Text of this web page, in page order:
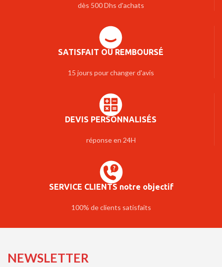
dès 500 Dhs d'achats
SATISFAIT OU REMBOURSÉ
15 jours pour changer d'avis
DEVIS PERSONNALISÉS
réponse en 24H
SERVICE CLIENTS notre objectif
100% de clients satisfaits
NEWSLETTER